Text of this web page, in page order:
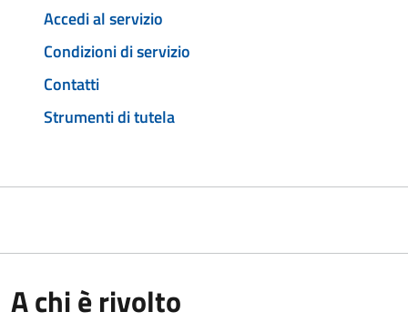
Accedi al servizio
Condizioni di servizio
Contatti
Strumenti di tutela
A chi è rivolto